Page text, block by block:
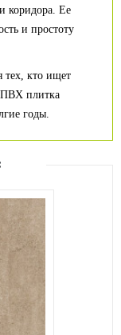
коридора. Ее
и простоту
тех, кто ищет
ПВХ плитка
годы.